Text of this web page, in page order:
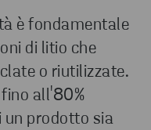
è fondamentale
di litio che
o riutilizzate.
all'80%
prodotto sia
di servizi
ioni di litio.
e la raccolta
e i rifiuti